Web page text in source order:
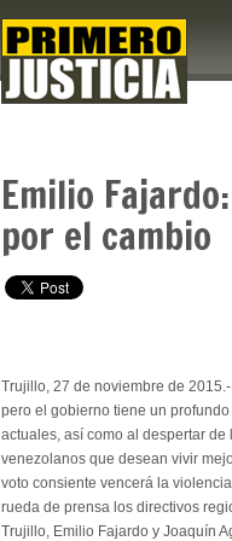
Emilio
por el cambio
Trujillo, 27 de noviembre de
pero el gobierno tiene un
actuales, así como al despertar
venezolanos que desean vivir
voto consiente vencerá la
rueda de prensa los directivos
Trujillo, Emilio Fajardo y Joaquín